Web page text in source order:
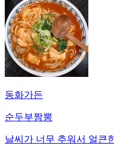
동화가든
순두부짬뽕
날씨가 너무 추워서 얼큰